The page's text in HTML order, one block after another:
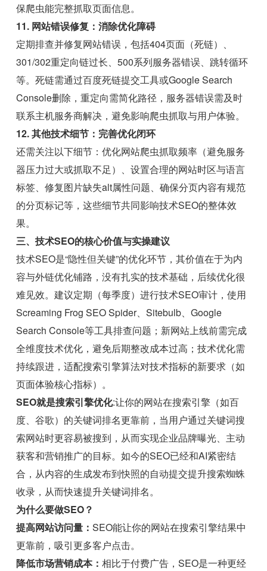
保爬虫能完整抓取页面信息。
11. 网站错误修复：消除优化障碍
定期排查并修复网站错误，包括404页面（死链）、
301/302重定向链过长、500系列服务器错误、跳转循环
等。死链需通过百度死链提交工具或Google Search
Console删除，重定向需简化路径，服务器错误需及时
联系主机服务商解决，避免影响爬虫抓取与用户体验。
12. 其他技术细节：完善优化闭环
还需关注以下细节：优化网站爬虫抓取频率（避免服务
器压力过大或抓取不足）、设置合理的网站时区与语言
标签、修复图片缺失alt属性问题、确保分页内容有规范
的分页标记等，这些细节共同影响技术SEO的整体效
果。
三、技术SEO的核心价值与实操建议
技术SEO是“隐性但关键”的优化环节，其价值在于为内
容与外链优化铺路，没有扎实的技术基础，后续优化很
难见效。建议定期（每季度）进行技术SEO审计，使用
Screaming Frog SEO Spider、Sitebulb、Google
Search Console等工具排查问题；新网站上线前需完成
全维度技术优化，避免后期整改成本过高；技术优化需
持续跟进，适配搜索引擎算法对技术指标的新要求（如
页面体验核心指标）。
SEO就是搜索引擎优化:让你的网站在搜索引擎（如百
度、谷歌）的关键词排名更靠前，当用户通过关键词搜
索网站时更容易被搜到，从而实现企业品牌曝光、主动
获客和营销推广的目标。如今的SEO已经和AI紧密结
合，从内容的生成发布到快照的自动提交提升搜索蜘蛛
收录，从而快速提升关键词排名。
为什么要做SEO？
提高网站访问量：SEO能让你的网站在搜索引擎结果中
更靠前，吸引更多客户点击。
降低市场营销成本：相比于付费广告，SEO是一种更经